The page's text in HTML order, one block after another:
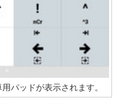
パッドが表示されます。